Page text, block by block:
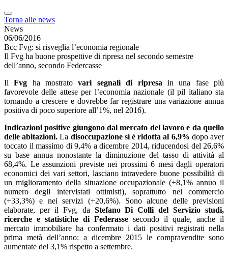
Torna alle news
News
06/06/2016
Bcc Fvg: si risveglia l’economia regionale
Il Fvg ha buone prospettive di ripresa nel secondo semestre
dell’anno, secondo Federcasse
IlFvg ha mostratovari segnali di ripresa in una fase più
favorevole delle attese per l’economia nazionale (il pil italiano sta
tornando a crescere e dovrebbe far registrare una variazione annua
positiva di poco superiore all’1%, nel 2016).
Indicazioni positive giungono dal mercato del lavoro e da quello
delle abitazioni. La disoccupazione si è ridotta al 6,9% dopo aver
toccato il massimo di 9,4% a dicembre 2014, riducendosi del 26,6%
su base annua nonostante la diminuzione del tasso di attività al
68,4%. Le assunzioni previste nei prossimi 6 mesi dagli operatori
economici dei vari settori, lasciano intravedere buone possibilità di
un miglioramento della situazione occupazionale (+8,1% annuo il
numero degli intervistati ottimisti), soprattutto nel commercio
(+33,3%) e nei servizi (+20,6%). Sono alcune delle previsioni
elaborate, per il Fvg, da Stefano Di Colli del Servizio studi,
ricerche e statistiche di Federasse secondo il quale, anche il
mercato immobiliare ha confermato i dati positivi registrati nella
prima metà dell’anno: a dicembre 2015 le compravendite sono
aumentate del 3,1% rispetto a settembre.